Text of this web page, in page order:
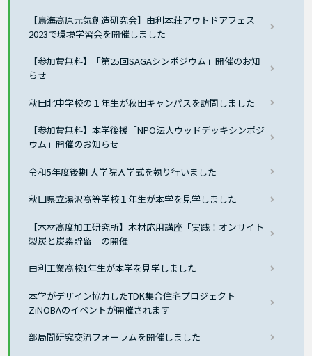
【鳥海高原元気創造研究会】由利本荘アウトドアフェス
2023で環境学習会を開催しました
【参加費無料】「第25回SAGAシンポジウム」開催のお知
らせ
秋田北中学校の１年生が秋田キャンパスを訪問しました
【参加費無料】本学後援「NPO法人ウッドデッキシンポジ
ウム」開催のお知らせ
令和5年度後期 大学院入学式を執り行いました
秋田県立湯沢高等学校１年生が本学を見学しました
【木材高度加工研究所】木材応用講座「実践！オンサイト
製炭と炭素貯留」の開催
由利工業高校1年生が本学を見学しました
本学がデザイン協力したTDK集合住宅プロジェクト
ZiNOBAのイベントが開催されます
部局間研究交流フォーラムを開催しました